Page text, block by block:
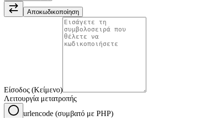
Αποκωδικοποίηση
Είσοδος (Κείμενο)
Λειτουργία μετατροπής
urlencode (συμβατό με PHP)